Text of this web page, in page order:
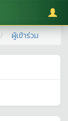
ผู้เข้าร่วม